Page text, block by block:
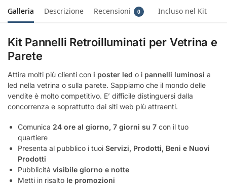
Galleria Descrizione Recensioni 0 Incluso nel Kit
Kit Pannelli Retroilluminati per Vetrina e
Parete
Attira molti più clienti con i poster led o i pannelli luminosi a
led nella vetrina o sulla parete. Sappiamo che il mondo delle
vendite è molto competitivo. E’ difficile distinguersi dalla
concorrenza e soprattutto dai siti web più attraenti.
Comunica 24 ore al giorno, 7 giorni su 7 con il tuo
quartiere
Presenta al pubblico i tuoi Servizi, Prodotti, Beni e Nuovi
Prodotti
Pubblicità visibile giorno e notte
Metti in risalto le promozioni